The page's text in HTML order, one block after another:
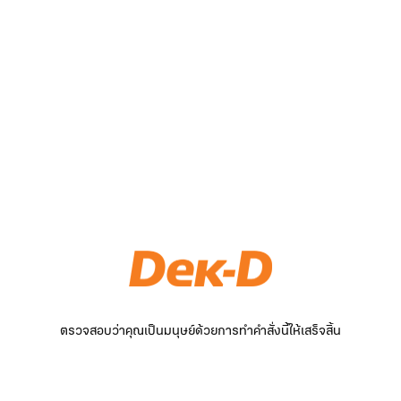
ตรวจสอบว่าคุณเป็นมนุษย์ด้วยการทำคำสั่งนี้ให้เสร็จสิ้น